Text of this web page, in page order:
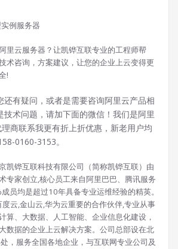
例服务器
里云服务器？让凯铧互联专业的工程师帮
术咨询，方案建议，让您的企业上云变得更
!
还有疑问，或者是需要咨询阿里云产品相
技术问题，请加下面的微信！我们是阿里
商联系我更有折上折优惠，新老用户均
0160-3153。
凯铧互联科技有限公司（简称凯铧互联）由
专家创立,核心员工来自阿里巴巴、腾讯服务
员均是超过10年具备专业运维经验的精英。
云,金山云,华为云重要的合作伙伴,专业从事
算、大数据、人工智能、企业信息化建设，
数据的企业上云解决方案。公司总部设在北
，服务全国各地企业，与互联网专业公司及